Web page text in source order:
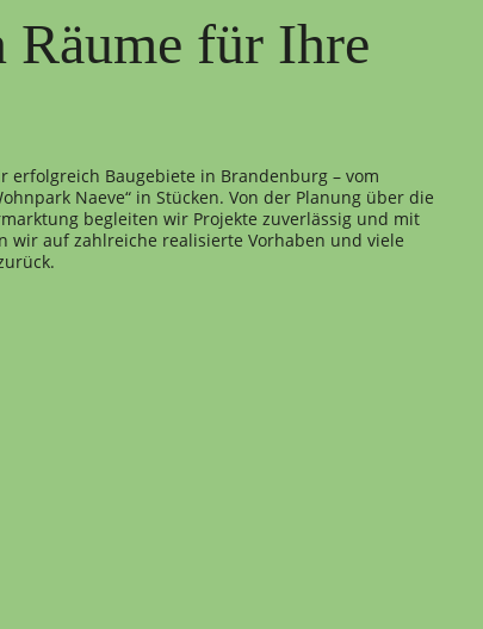
Räume für Ihre
erfolgreich Baugebiete in Brandenburg – vom
Naeve“ in Stücken. Von der Planung über die
begleiten wir Projekte zuverlässig und mit
wir auf zahlreiche realisierte Vorhaben und viele